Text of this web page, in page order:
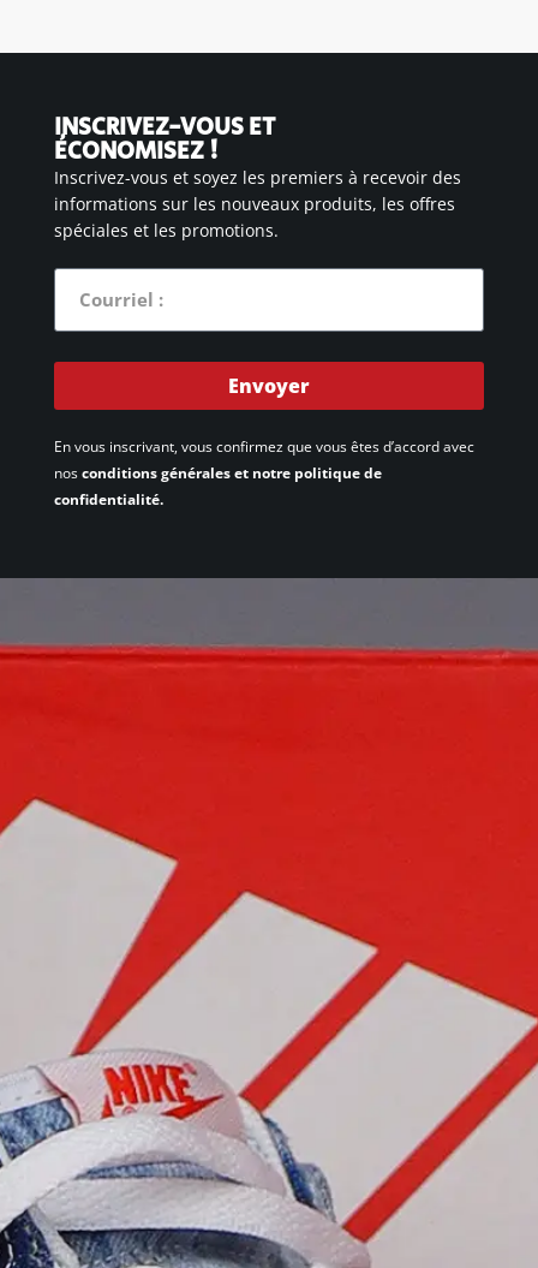
INSCRIVEZ-VOUS ET
ÉCONOMISEZ !
Inscrivez-vous et soyez les premiers à recevoir des
informations sur les nouveaux produits, les offres
spéciales et les promotions.
Envoyer
En vous inscrivant, vous confirmez que vous êtes d’accord avec
nosconditions générales et notre politique de
confidentialité.